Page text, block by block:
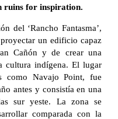
ruins for inspiration.
del ‘Rancho Fantasma’,
un edificio capaz
Cañón y de crear una
cultura indígena. El lugar
como Navajo Point, fue
antes y consistía en una
sur yeste. La zona se
comparada con la